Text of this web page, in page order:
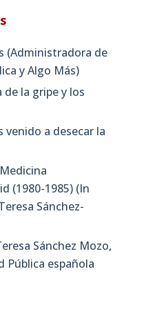
(Administradora de
y Algo Más)
la gripe y los
venido a desecar la
(1980-1985) (In
Sánchez-
Sánchez Mozo,
Pública española